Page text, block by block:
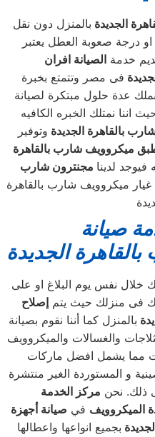
الجديدة بالمنزل دون نقل
درجة صعوبة العطل يعتبر
خدمة الصيانة افران
فى مصر وتتمتع بخبرة
نملك عدة حلول مبتكرة لصيانة
اننا نمتلك الخبره الكافيه
بالقاهرة الجديدة وتوفير
ميكروويف شارب بالقاهرة
فيوجد لدينا مجنترون شارب
ميكروويف شارب بالقاهرة
صيانة
الجديدة
نفس يوم البلاغ او على
إصلاح
بالمنزل كما أننا نقوم بصيانة
والغسالات والميكروويف
مما يشمل افضل ماركات
و المستوردة الغير منتشرة
ذلك. نحن مركز الخدمة
الميكروويف في صيانة أجهزة
بجميع انواعها واعطالها